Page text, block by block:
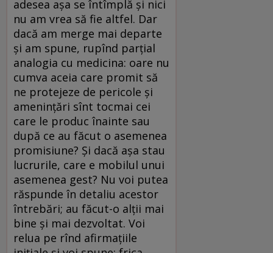
adesea aşa se întîmplă şi nici
nu am vrea să fie altfel. Dar
dacă am merge mai departe
şi am spune, rupînd parţial
analogia cu medicina: oare nu
cumva aceia care promit să
ne protejeze de pericole şi
ameninţări sînt tocmai cei
care le produc înainte sau
după ce au făcut o asemenea
promisiune? Şi dacă aşa stau
lucrurile, care e mobilul unui
asemenea gest? Nu voi putea
răspunde în detaliu acestor
întrebări; au făcut-o alţii mai
bine şi mai dezvoltat. Voi
relua pe rînd afirmaţiile